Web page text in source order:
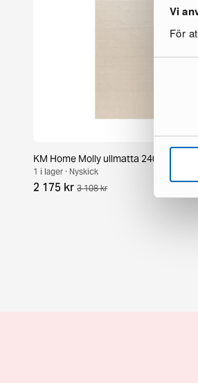
Vi
För
KM Home Molly ullmatta 240 x 340 cm
1 i lager · Nyskick
2 175 kr 3 108 kr